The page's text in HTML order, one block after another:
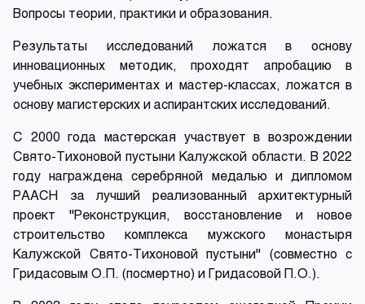
Вопросы теории, практики и образования.
Результаты исследований ложатся в основу
инновационных методик, проходят апробацию в
учебных экспериментах и мастер-классах, ложатся в
основу магистерских и аспирантских исследований.
С 2000 года мастерская участвует в возрождении
Свято-Тихоновой пустыни Калужской области. В 2022
году награждена серебряной медалью и дипломом
РААСН за лучший реализованный архитектурный
проект "Реконструкция, восстановление и новое
строительство комплекса мужского монастыря
Калужской Свято-Тихоновой пустыни" (совместно с
Гридасовым О.П. (посмертно) и Гридасовой П.О.).